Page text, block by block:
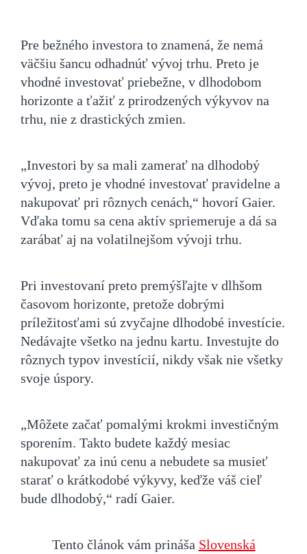
Pre bežného investora to znamená, že nemá
väčšiu šancu odhadnúť vývoj trhu. Preto je
vhodné investovať priebežne, v dlhodobom
horizonte a ťažiť z prirodzených výkyvov na
trhu, nie z drastických zmien.
„Investori by sa mali zamerať na dlhodobý
vývoj, preto je vhodné investovať pravidelne a
nakupovať pri rôznych cenách,“ hovorí Gaier.
Vďaka tomu sa cena aktív spriemeruje a dá sa
zarábať aj na volatilnejšom vývoji trhu.
Pri investovaní preto premýšľajte v dlhšom
časovom horizonte, pretože dobrými
príležitosťami sú zvyčajne dlhodobé investície.
Nedávajte všetko na jednu kartu. Investujte do
rôznych typov investícií, nikdy však nie všetky
svoje úspory.
„Môžete začať pomalými krokmi investičným
sporením. Takto budete každý mesiac
nakupovať za inú cenu a nebudete sa musieť
starať o krátkodobé výkyvy, keďže váš cieľ
bude dlhodobý,“ radí Gaier.
Tento článok vám prináša Slovenská